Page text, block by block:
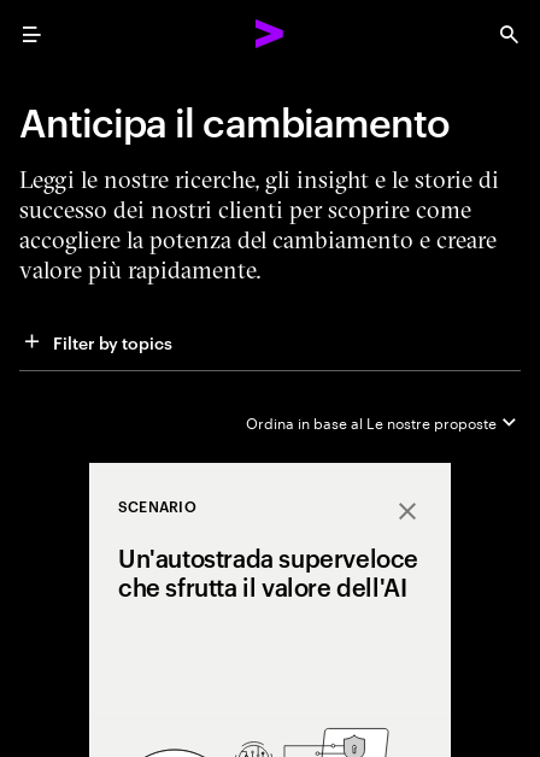
Menu
Anticipa il cambiamento
Leggi le nostre ricerche, gli insight e le storie di
successo dei nostri clienti per scoprire come
accogliere la potenza del cambiamento e creare
valore più rapidamente.
Filter by topics
Ordina in base al Le nostre proposte
Close
SCENARIO
Un'autostrada superveloce
che sfrutta il valore dell'AI